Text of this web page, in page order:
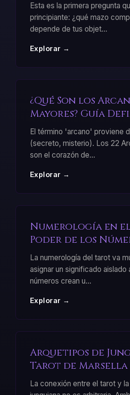
Esta es la primera pregunta
principiante: ¿qué mazo
depende de tus objet...
Explorar →
¿Qué Son los
Mayores? Guía
El término 'arcano' proviene
(secreto, misterio). Los 22
son el corazón de...
Explorar →
Numerología en
Poder de los
La numerología del tarot va
asignar un significado aislado
números crean u...
Explorar →
Arquetipos de
Tarot de Marsella
La conexión entre el tarot y